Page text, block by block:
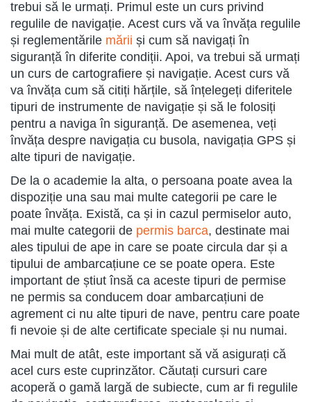
trebui să le urmați. Primul este un curs privind
regulile de navigație. Acest curs vă va învăța regulile
și reglementările mării și cum să navigați în
siguranță în diferite condiții. Apoi, va trebui să urmați
un curs de cartografiere și navigație. Acest curs vă
va învăța cum să citiți hărțile, să înțelegeți diferitele
tipuri de instrumente de navigație și să le folosiți
pentru a naviga în siguranță. De asemenea, veți
învăța despre navigația cu busola, navigația GPS și
alte tipuri de navigație.
De la o academie la alta, o persoana poate avea la
dispoziție una sau mai multe categorii pe care le
poate învăța. Există, ca și in cazul permiselor auto,
mai multe categorii de permis barca, destinate mai
ales tipului de ape in care se poate circula dar și a
tipului de ambarcațiune ce se poate opera. Este
important de știut însă ca aceste tipuri de permise
ne permis sa conducem doar ambarcațiuni de
agrement ci nu alte tipuri de nave, pentru care poate
fi nevoie și de alte certificate speciale și nu numai.
Mai mult de atât, este important să vă asigurați că
acel curs este cuprinzător. Căutați cursuri care
acoperă o gamă largă de subiecte, cum ar fi regulile